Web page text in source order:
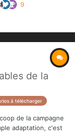
Kill Team. c'est
9
de la
à télécharger
de la campagne
adaptation, c'est